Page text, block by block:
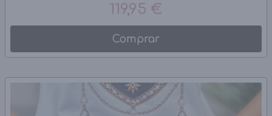
119,95 €
Comprar